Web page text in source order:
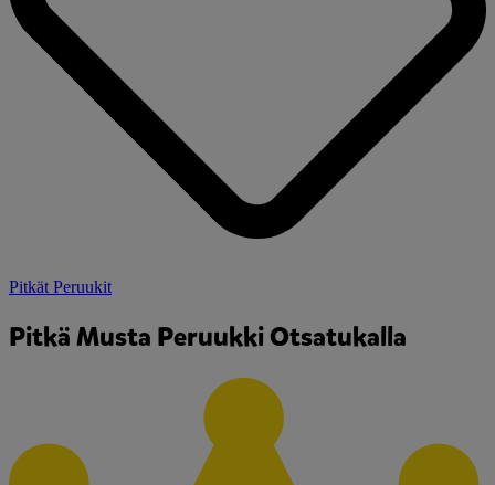
Pitkät Peruukit
Pitkä Musta Peruukki Otsatukalla